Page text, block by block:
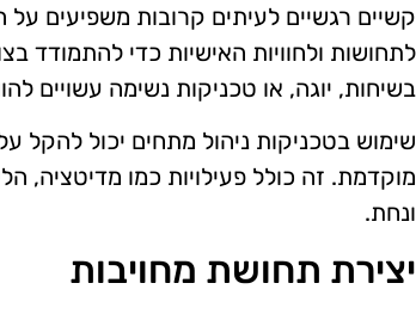
קשיים רגשיים לעיתים קרובות משפיעים
לתחושות ולחוויות האישיות כדי להתמודד
בשיחות, יוגה, או טכניקות נשימה עשויים
שימוש בטכניקות ניהול מתחים יכול להקל
מוקדמת. זה כולל פעילויות כמו מדיטציה,
ונחת.
יצירת תחושת מחויבות